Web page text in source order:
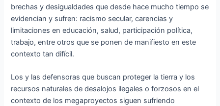
brechas y desigualdades que desde hace mucho tiempo se
evidencian y sufren: racismo secular, carencias y
limitaciones en educación, salud, participación política,
trabajo, entre otros que se ponen de manifiesto en este
contexto tan difícil.
Los y las defensoras que buscan proteger la tierra y los
recursos naturales de desalojos ilegales o forzosos en el
contexto de los megaproyectos siguen sufriendo